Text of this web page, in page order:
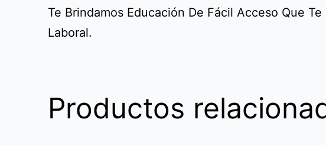
Te Brindamos Educación De Fácil Acceso Que
Laboral.
Productos